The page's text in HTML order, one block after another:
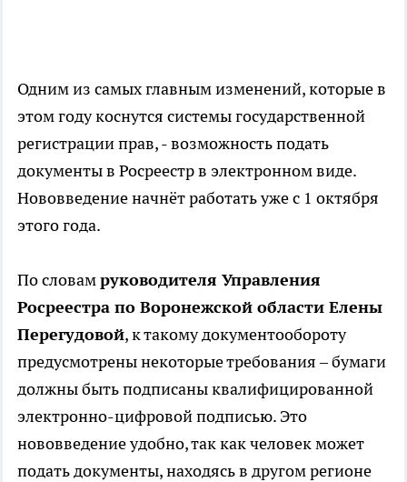
Одним из самых главным изменений, которые в
этом году коснутся системы государственной
регистрации прав, - возможность подать
документы в Росреестр в электронном виде.
Нововведение начнёт работать уже с 1 октября
этого года.
По словамруководителя Управления
Росреестра по Воронежской области Елены
Перегудовой, к такому документообороту
предусмотрены некоторые требования – бумаги
должны быть подписаны квалифицированной
электронно-цифровой подписью. Это
нововведение удобно, так как человек может
подать документы, находясь в другом регионе